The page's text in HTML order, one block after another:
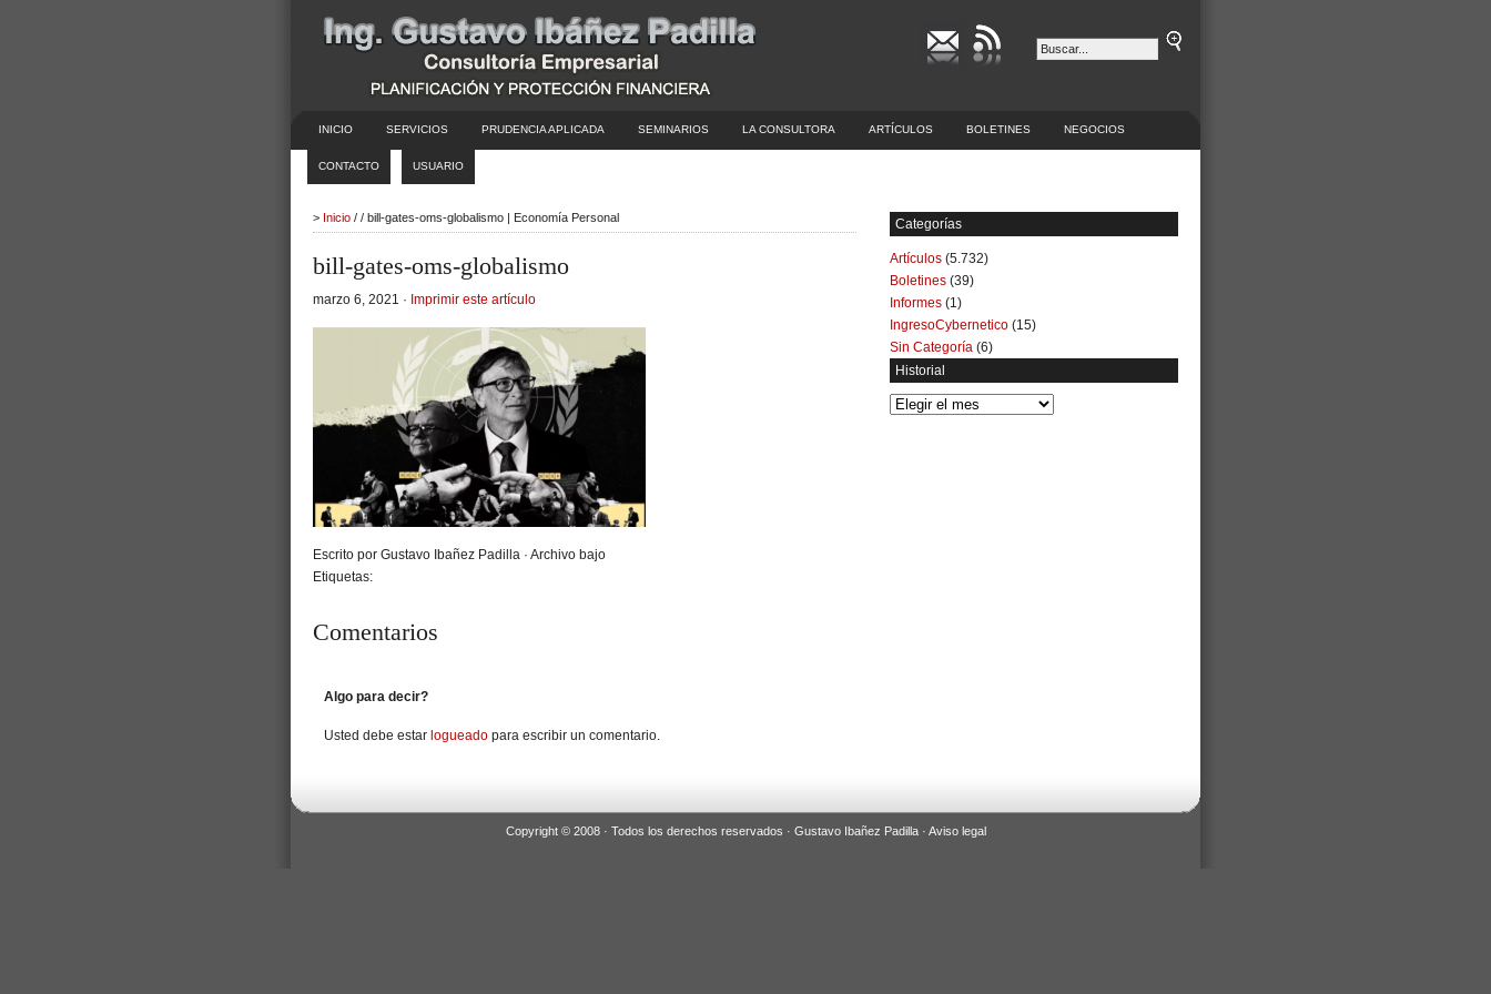
INICIO SERVICIOS PRUDENCIA APLICADA SEMINARIOS LA CONSULTORA ARTÍCULOS BOLETINES NEGOCIOS
CONTACTO USUARIO
> Inicio / / bill-gates-oms-globalismo | Economía Personal
bill-gates-oms-globalismo
marzo 6, 2021 · Imprimir este artículo
Escrito por Gustavo Ibañez Padilla · Archivo bajo
Etiquetas:
Comentarios
Algo para decir?
Usted debe estar logueado para escribir un comentario.
Categorías
Artículos (5.732)
Boletines (39)
Informes (1)
IngresoCybernetico (15)
Sin Categoría (6)
Historial
Historial
Copyright © 2008 · Todos los derechos reservados · Gustavo Ibañez Padilla · Aviso legal